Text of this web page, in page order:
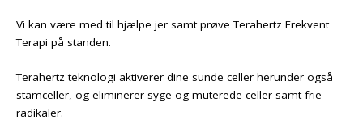
Vi kan være med til hjælpe jer samt prøve Terahertz Frekvent
Terapi på standen.
Terahertz teknologi aktiverer dine sunde celler herunder også
stamceller, og eliminerer syge og muterede celler samt frie
radikaler.